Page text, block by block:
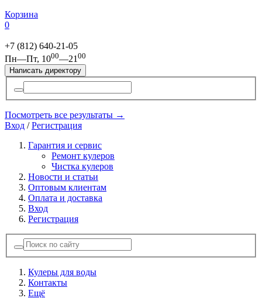
Корзина
0
+7 (812) 640-21-05
Пн—Пт, 1000—21 00
Написать директору
Посмотреть все результаты →
Вход /Регистрация
Гарантия и сервис
Ремонт кулеров
Чистка кулеров
Новости и статьи
Оптовым клиентам
Оплата и доставка
Вход
Регистрация
Кулеры для воды
Контакты
Ещё